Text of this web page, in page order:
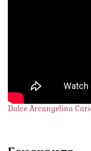
Dulce Arcangelina